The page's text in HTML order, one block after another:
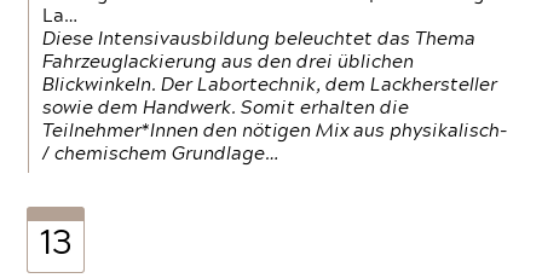
La…
Diese Intensivausbildung beleuchtet das Thema
Fahrzeuglackierung aus den drei üblichen
Blickwinkeln. Der Labortechnik, dem Lackhersteller
sowie dem Handwerk. Somit erhalten die
Teilnehmer*Innen den nötigen Mix aus physikalisch-
/ chemischem Grundlage…
13